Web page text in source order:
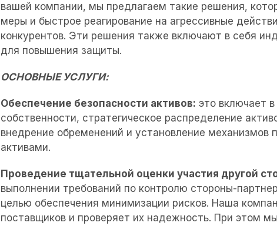
вашей компании, мы предлагаем такие решения,
меры и быстрое реагирование на агрессивные
конкурентов. Эти решения также включают в себя
для повышения защиты.
ОСНОВНЫЕ УСЛУГИ:
Обеспечение безопасности активов: это включает
собственности, стратегическое распределение
внедрение обременений и установление механизмов
активами.
Проведение тщательной оценки участия другой
выполнении требований по контролю стороны-
целью обеспечения минимизации рисков. Наша
поставщиков и проверяет их надежность. При этом